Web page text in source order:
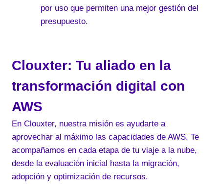
por uso que permiten una mejor gestión del
presupuesto.
Clouxter: Tu aliado en la
transformación digital con
AWS
En Clouxter, nuestra misión es ayudarte a
aprovechar al máximo las capacidades de AWS. Te
acompañamos en cada etapa de tu viaje a la nube,
desde la evaluación inicial hasta la migración,
adopción y optimización de recursos.